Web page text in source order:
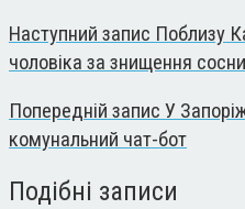
Наступний запис Поблизу
чоловіка за знищення сосни
Попередній запис У
комунальний чат-бот
Подібні записи